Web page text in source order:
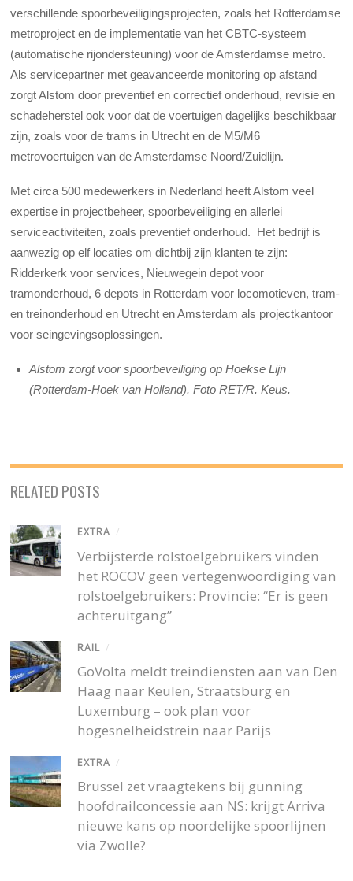
verschillende spoorbeveiligingsprojecten, zoals het Rotterdamse
metroproject en de implementatie van het CBTC-systeem
(automatische rijondersteuning) voor de Amsterdamse metro.
Als servicepartner met geavanceerde monitoring op afstand
zorgt Alstom door preventief en correctief onderhoud, revisie en
schadeherstel ook voor dat de voertuigen dagelijks beschikbaar
zijn, zoals voor de trams in Utrecht en de M5/M6
metrovoertuigen van de Amsterdamse Noord/Zuidlijn.
Met circa 500 medewerkers in Nederland heeft Alstom veel
expertise in projectbeheer, spoorbeveiliging en allerlei
serviceactiviteiten, zoals preventief onderhoud. Het bedrijf is
aanwezig op elf locaties om dichtbij zijn klanten te zijn:
Ridderkerk voor services, Nieuwegein depot voor
tramonderhoud, 6 depots in Rotterdam voor locomotieven, tram-
en treinonderhoud en Utrecht en Amsterdam als projectkantoor
voor seingevingsoplossingen.
Alstom zorgt voor spoorbeveiliging op Hoekse Lijn
(Rotterdam-Hoek van Holland). Foto RET/R. Keus.
RELATED POSTS
EXTRA /
Verbijsterde rolstoelgebruikers vinden
het ROCOV geen vertegenwoordiging van
rolstoelgebruikers: Provincie: “Er is geen
achteruitgang”
RAIL /
GoVolta meldt treindiensten aan van Den
Haag naar Keulen, Straatsburg en
Luxemburg – ook plan voor
hogesnelheidstrein naar Parijs
EXTRA /
Brussel zet vraagtekens bij gunning
hoofdrailconcessie aan NS: krijgt Arriva
nieuwe kans op noordelijke spoorlijnen
via Zwolle?